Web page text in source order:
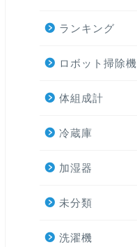
ランキング
ロボット掃除機
体組成計
冷蔵庫
加湿器
未分類
洗濯機